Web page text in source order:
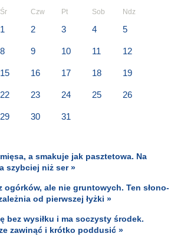
Śr Czw Pt Sob Ndz
1 2 3 4 5
8 9 10 11 12
15 16 17 18 19
22 23 24 25 26
29 30 31
a smakuje jak pasztetowa. Na
szybciej niż ser »
ogórków, ale nie gruntowych. Ten słono-
od pierwszej łyżki »
bez wysiłku i ma soczysty środek.
zawinąć i krótko poddusić »